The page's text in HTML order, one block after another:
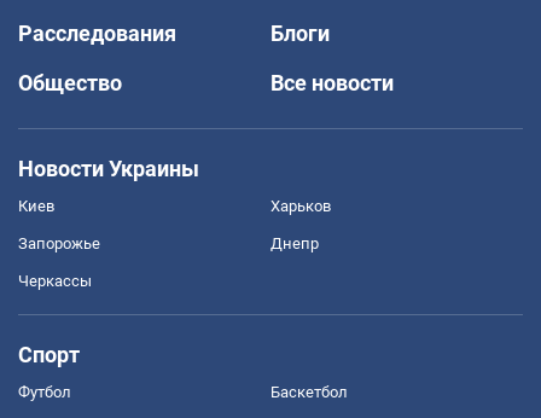
Расследования
Блоги
Общество
Все новости
Новости Украины
Киев Харьков
Запорожье Днепр
Черкассы
Спорт
Футбол Баскетбол